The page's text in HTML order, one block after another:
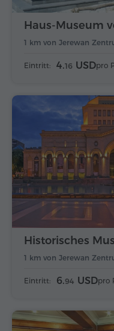
1 km von Jerewan
Haus-Museum
Eintritt: 4.16 USDpro
1 km von Jerewan
Historisches
Eintritt: 6.94 USDpro